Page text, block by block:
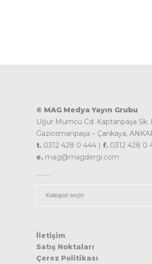
© MAG Medya Yayın Grubu
Uğur Mumcu Cd. Kaptanpaşa Sk.
Gaziosmanpaşa – Çankaya,
t. 0312 428 0 444 | f. 0312 428 0
e. mag@magdergi.com
İletişim
Satış Noktaları
Çerez Politikası